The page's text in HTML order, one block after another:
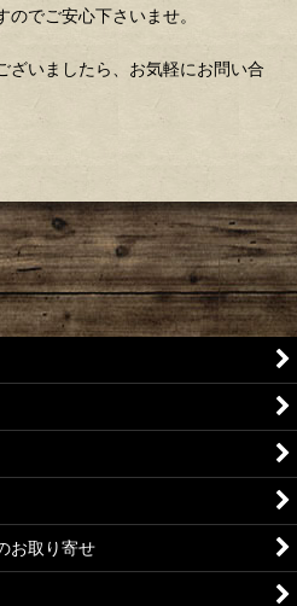
でご安心下さいませ。
ざいましたら、お気軽にお問い合
お取り寄せ